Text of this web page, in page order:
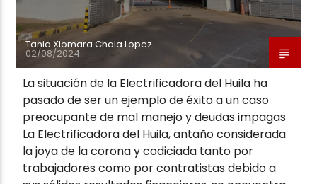
Tania Xiomara Chala Lopez
02/08/2024
La situación de la Electrificadora del Huila ha
pasado de ser un ejemplo de éxito a un caso
preocupante de mal manejo y deudas impagas
La Electrificadora del Huila, antaño considerada
la joya de la corona y codiciada tanto por
trabajadores como por contratistas debido a